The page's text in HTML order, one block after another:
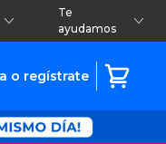
Te
ayudamos
o regístrate